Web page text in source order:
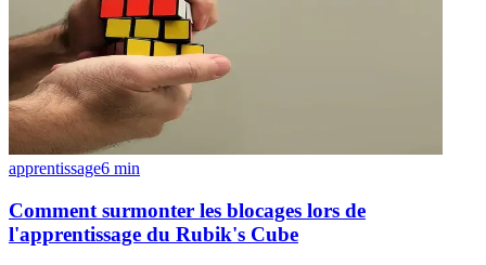
apprentissage6 min
Comment surmonter les blocages lors de
l'apprentissage du Rubik's Cube